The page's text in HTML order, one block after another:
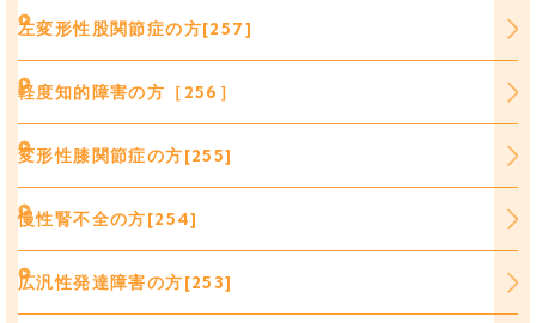
左変形性股関節症の方[257]
軽度知的障害の方［256］
変形性膝関節症の方[255]
慢性腎不全の方[254]
広汎性発達障害の方[253]